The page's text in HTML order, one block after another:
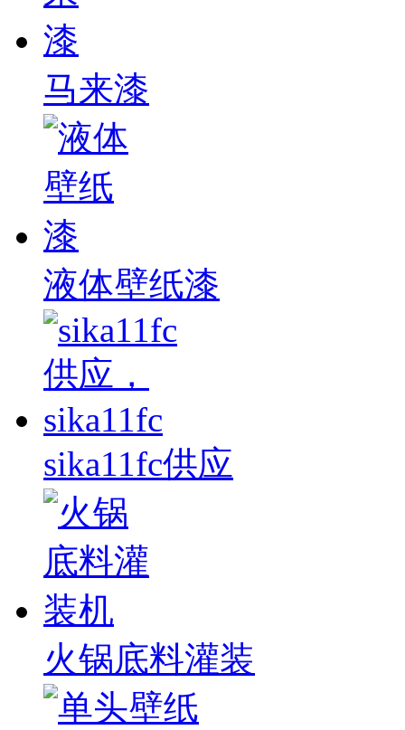
马来漆
液体壁纸漆
sika11fc供应
火锅底料灌装